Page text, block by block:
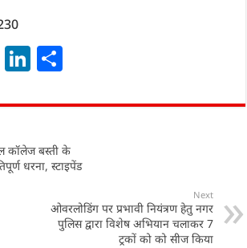
X Li
k
dI
ar
e
कॉलेज बस्ती के
धरना, स्टाइपेंड
Next
ओवरलोडिंग पर प्रभावी नियंत्रण हेतु नगर
पुलिस द्वारा विशेष अभियान चलाकर 7
ट्रकों को को सीज किया